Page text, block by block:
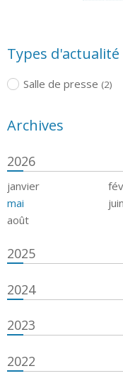
Types d'actualité
Salle de presse (2)
Archives
2026
janvier
mai
juin
août
2025
2024
2023
2022